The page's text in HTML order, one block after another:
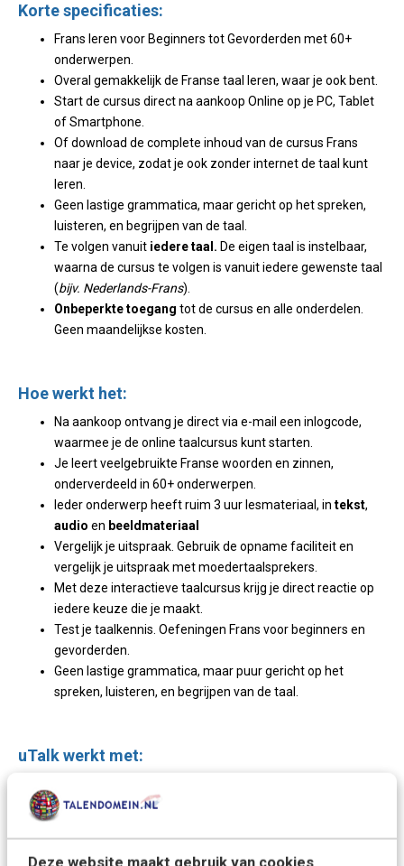
Deze website maakt gebruik van cookies
Korte specificaties:
Frans leren voor Beginners tot Gevorderden met 60+
onderwerpen.
Overal gemakkelijk de Franse taal leren, waar je ook bent.
Start de cursus direct na aankoop Online op je PC, Tablet
of Smartphone.
Of download de complete inhoud van de cursus Frans
naar je device, zodat je ook zonder internet de taal kunt
leren.
Geen lastige grammatica, maar gericht op het spreken,
luisteren, en begrijpen van de taal.
Te volgen vanuit iedere taal. De eigen taal is instelbaar,
waarna de cursus te volgen is vanuit iedere gewenste taal
(bijv. Nederlands-Frans).
Onbeperkte toegang tot de cursus en alle onderdelen.
Geen maandelijkse kosten.
Hoe werkt het:
Na aankoop ontvang je direct via e-mail een inlogcode,
waarmee je de online taalcursus kunt starten.
Je leert veelgebruikte Franse woorden en zinnen,
onderverdeeld in 60+ onderwerpen.
Ieder onderwerp heeft ruim 3 uur lesmateriaal, in tekst,
audio en beeldmateriaal
Vergelijk je uitspraak. Gebruik de opname faciliteit en
vergelijk je uitspraak met moedertaalsprekers.
Met deze interactieve taalcursus krijg je direct reactie op
iedere keuze die je maakt.
Test je taalkennis. Oefeningen Frans voor beginners en
gevorderden.
Geen lastige grammatica, maar puur gericht op het
spreken, luisteren, en begrijpen van de taal.
uTalk werkt met:
MacOS 10.10 en hoger